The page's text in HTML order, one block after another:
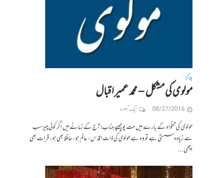
بلاگز
مولوی کی مشکل – محمد عمیر اقبال
08/27/2016 ایک تبصرہ
مولوی کی تنخواہ کے بارے میں مت پوچھیے جناب! آج کے زمانے میں اگر کوئی چیز سب
سے زیادہ سستی ہے تو وہ ہے مولوی کی ذات اقدس، عالم ہو، حافظ بھی ہو، قرات بھی
اچھی...